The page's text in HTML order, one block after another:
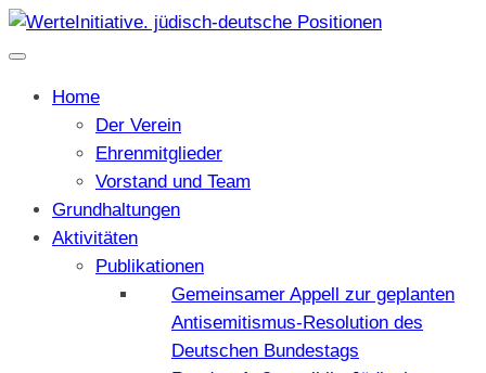
Home
Der Verein
Ehrenmitglieder
Vorstand und Team
Grundhaltungen
Aktivitäten
Publikationen
Gemeinsamer Appell zur geplanten
Antisemitismus-Resolution des
Deutschen Bundestags